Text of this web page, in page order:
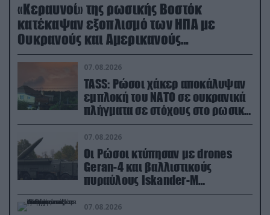
«Κεραυνοί» της ρωσικής Βοστόκ
κατέκαψαν εξοπλισμό των ΗΠΑ με
Ουκρανούς και Αμερικανούς
μισθοφόρους – Δείτε βίντεο
07.08.2026
TASS: Ρώσοι χάκερ αποκάλυψαν
εμπλοκή του ΝΑΤΟ σε ουκρανικά
πλήγματα σε στόχους στο ρωσικό
έδαφος!
07.08.2026
Οι Ρώσοι κτύπησαν με drones
Geran-4 και βαλλιστικούς
πυραύλους Iskander-M
ουκρανικό τρένο με στρατιωτικό
εξοπλισμό
07.08.2026